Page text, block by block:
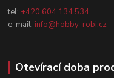
tel: +420 604 134 534
e-mail: info@hobby-robi.cz
Otevírací doba